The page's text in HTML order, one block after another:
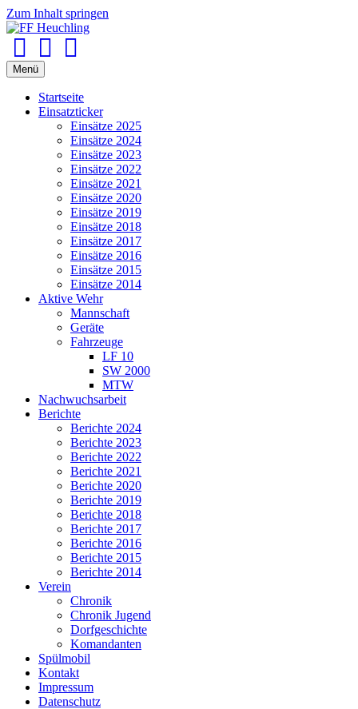
Zum Inhalt springen
Menü
Startseite
Einsatzticker
Einsätze 2025
Einsätze 2024
Einsätze 2023
Einsätze 2022
Einsätze 2021
Einsätze 2020
Einsätze 2019
Einsätze 2018
Einsätze 2017
Einsätze 2016
Einsätze 2015
Einsätze 2014
Aktive Wehr
Mannschaft
Geräte
Fahrzeuge
LF 10
SW 2000
MTW
Nachwuchsarbeit
Berichte
Berichte 2024
Berichte 2023
Berichte 2022
Berichte 2021
Berichte 2020
Berichte 2019
Berichte 2018
Berichte 2017
Berichte 2016
Berichte 2015
Berichte 2014
Verein
Chronik
Chronik Jugend
Dorfgeschichte
Komandanten
Spülmobil
Kontakt
Impressum
Datenschutz